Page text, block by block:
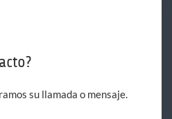
su llamada o mensaje.